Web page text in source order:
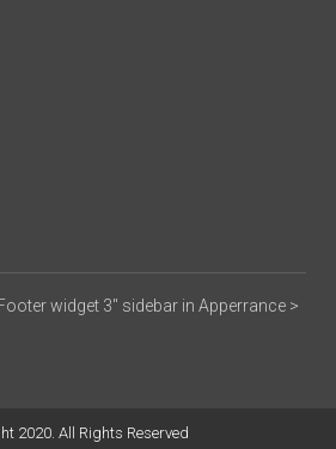
widget 3" sidebar in Apperrance >
2020. All Rights Reserved